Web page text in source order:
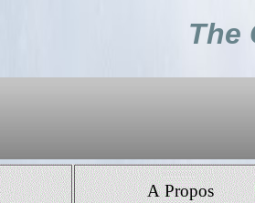
The
A Propos